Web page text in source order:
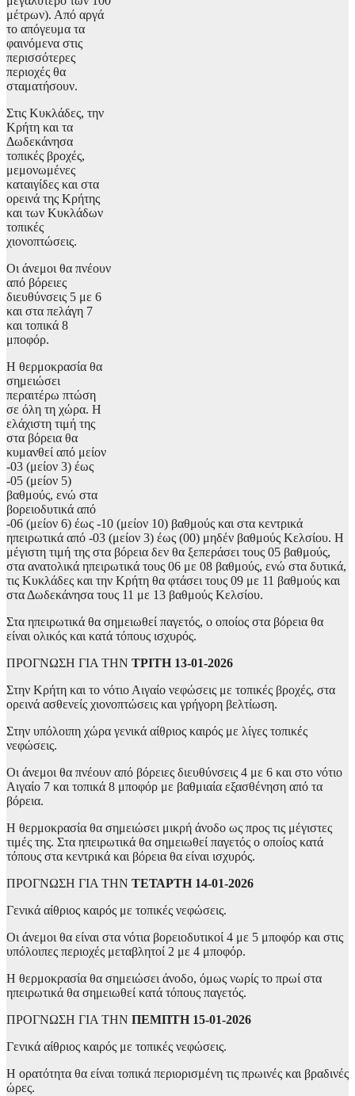
μέτρων). Από αργά
το απόγευμα τα
φαινόμενα στις
περισσότερες
περιοχές θα
σταματήσουν.
Στις Κυκλάδες, την
Κρήτη και τα
Δωδεκάνησα
τοπικές βροχές,
μεμονωμένες
καταιγίδες και στα
ορεινά της Κρήτης
και των Κυκλάδων
τοπικές
χιονοπτώσεις.
Οι άνεμοι θα πνέουν
από βόρειες
διευθύνσεις 5 με 6
και στα πελάγη 7
και τοπικά 8
μποφόρ.
Η θερμοκρασία θα
σημειώσει
περαιτέρω πτώση
σε όλη τη χώρα. Η
ελάχιστη τιμή της
στα βόρεια θα
κυμανθεί από μείον
-03 (μείον 3) έως
-05 (μείον 5)
βαθμούς, ενώ στα
βορειοδυτικά από
-06 (μείον 6) έως -10 (μείον 10) βαθμούς και στα κεντρικά
ηπειρωτικά από -03 (μείον 3) έως (00) μηδέν βαθμούς Κελσίου. Η
μέγιστη τιμή της στα βόρεια δεν θα ξεπεράσει τους 05 βαθμούς,
στα ανατολικά ηπειρωτικά τους 06 με 08 βαθμούς, ενώ στα δυτικά,
τις Κυκλάδες και την Κρήτη θα φτάσει τους 09 με 11 βαθμούς και
στα Δωδεκάνησα τους 11 με 13 βαθμούς Κελσίου.
Στα ηπειρωτικά θα σημειωθεί παγετός, ο οποίος στα βόρεια θα
είναι ολικός και κατά τόπους ισχυρός.
ΠΡΟΓΝΩΣΗ ΓΙΑ ΤΗΝ ΤΡΙΤΗ 13-01-2026
Στην Κρήτη και το νότιο Αιγαίο νεφώσεις με τοπικές βροχές, στα
ορεινά ασθενείς χιονοπτώσεις και γρήγορη βελτίωση.
Στην υπόλοιπη χώρα γενικά αίθριος καιρός με λίγες τοπικές
νεφώσεις.
Οι άνεμοι θα πνέουν από βόρειες διευθύνσεις 4 με 6 και στο νότιο
Αιγαίο 7 και τοπικά 8 μποφόρ με βαθμιαία εξασθένηση από τα
βόρεια.
Η θερμοκρασία θα σημειώσει μικρή άνοδο ως προς τις μέγιστες
τιμές της. Στα ηπειρωτικά θα σημειωθεί παγετός ο οποίος κατά
τόπους στα κεντρικά και βόρεια θα είναι ισχυρός.
ΠΡΟΓΝΩΣΗ ΓΙΑ ΤΗΝ ΤΕΤΑΡΤΗ 14-01-2026
Γενικά αίθριος καιρός με τοπικές νεφώσεις.
Οι άνεμοι θα είναι στα νότια βορειοδυτικοί 4 με 5 μποφόρ και στις
υπόλοιπες περιοχές μεταβλητοί 2 με 4 μποφόρ.
Η θερμοκρασία θα σημειώσει άνοδο, όμως νωρίς το πρωί στα
ηπειρωτικά θα σημειωθεί κατά τόπους παγετός.
ΠΡΟΓΝΩΣΗ ΓΙΑ ΤΗΝ ΠΕΜΠΤΗ 15-01-2026
Γενικά αίθριος καιρός με τοπικές νεφώσεις.
Η ορατότητα θα είναι τοπικά περιορισμένη τις πρωινές και βραδινές
ώρες.